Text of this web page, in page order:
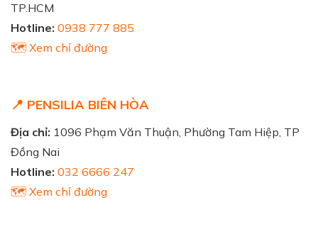
TP.HCM
Hotline: 0938 777 885
🗺️ Xem chỉ đường
📍 PENSILIA BIÊN HÒA
Địa chỉ: 1096 Phạm Văn Thuận, Phường Tam Hiệp, TP
Đồng Nai
Hotline: 032 6666 247
🗺️ Xem chỉ đường